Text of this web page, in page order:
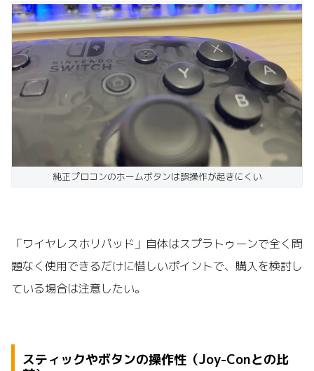
純正プロコンのホームボタンは誤操作が起きにくい
「ワイヤレスホリパッド」自体はスプラトゥーンで全く問
題なく使用できるだけに惜しいポイントで、購入を検討し
ている場合は注意したい。
スティックやボタンの操作性（Joy-Conとの比